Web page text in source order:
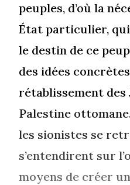
peuples, d’où la
État particulier,
le destin de ce
des idées
rétablissement des
Palestine
les sionistes se
s’entendirent sur
moyens de créer